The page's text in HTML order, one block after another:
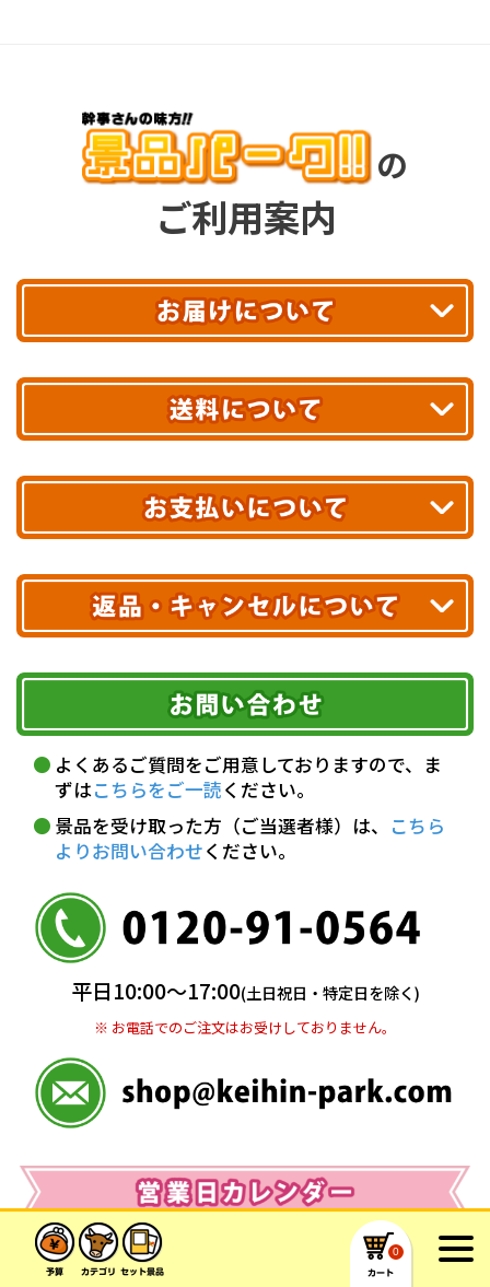
0
の
ご利用案内
最短翌日お届け!
あす着エリアが対象です。
エリアやお届け日の確認はこちら▶
※ 配送業者による配送遅延が生じる可能性がございます。
※ 沖縄・離島はお届けできません。
送料無料!
10,000円未満 全国一律1,100円(税込)
配送業者
ヤマト運輸
お届け可能時間帯
午前中 14～16時
16～18時
18～20時
19～21時 指定なし
クレジットカード
Amazon Pay
クレジットカードにて決済いただけます。
代金引換(現金のみ)
5,000円以上…手数料無料
※ お支払い金額30万円まで。
三井住友銀行 船橋支店
普通 7263489
※ 振込み手数料お客様ご負担。
期限を含むルール（条件）や、お客様にご負担い
ただく費用がございます。
詳しくはこちら▶
よくあるご質問をご用意しておりますので、ま
ずはこちらをご一読ください。
景品を受け取った方（ご当選者様）は、 こちら
よりお問い合わせください。
平日10:00〜17:00(土日祝日・特定日を除く)
※ お電話でのご注文はお受けしておりません。